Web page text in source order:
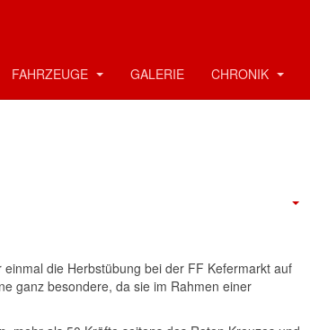
FAHRZEUGE GALERIE CHRONIK
die Herbstübung bei der FF Kefermarkt auf
ganz besondere, da sie im Rahmen einer